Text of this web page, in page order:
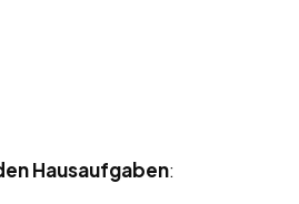
Hausaufgaben: